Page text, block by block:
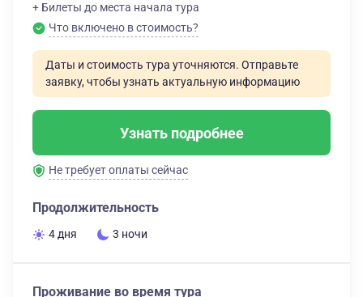
+ Билеты до места начала тура
Что включено в стоимость?
Даты и стоимость тура уточняются. Отправьте
заявку, чтобы узнать актуальную информацию
Узнать подробнее
Не требует оплаты сейчас
Продолжительность
4 дня 3 ночи
Проживание во время тура